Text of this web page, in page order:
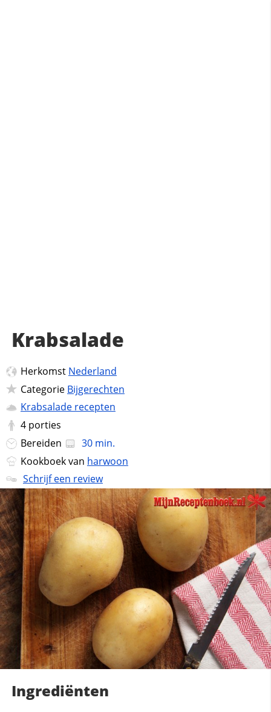
Krabsalade
Herkomst Nederland
Categorie Bijgerechten
Krabsalade recepten
4 porties
Bereiden
30 min.
Kookboek van harwoon
Schrijf een review
Ingrediënten